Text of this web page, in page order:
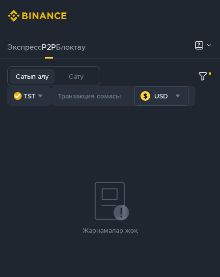
ЭкспрессP2PБлоктау
Сатып алу Сату
TST USD
Жарнамалар жоқ